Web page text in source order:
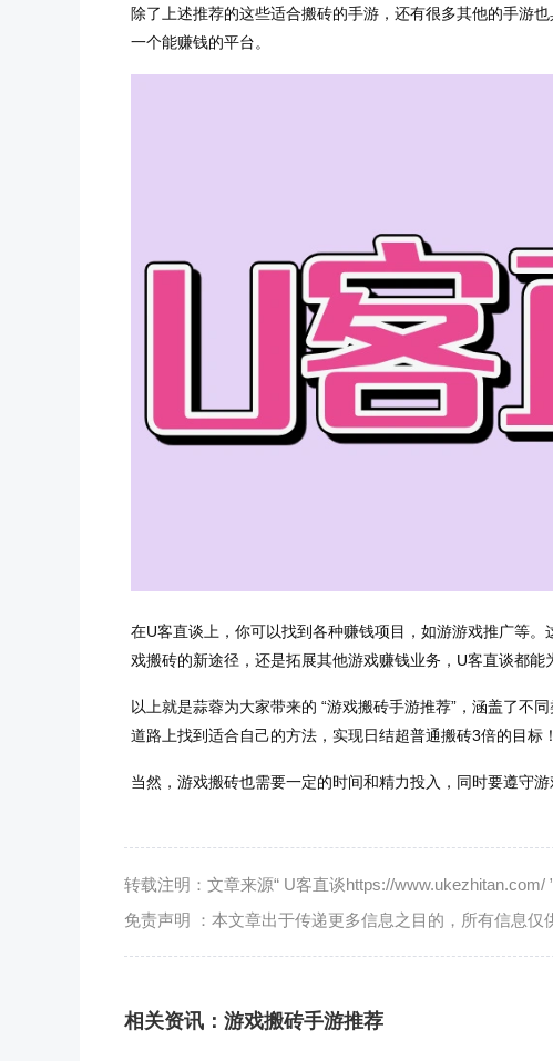
除了上述推荐的这些适合搬砖的手游，还有很多其他的手游
一个能赚钱的平台。
在U客直谈上，你可以找到各种赚钱项目，如游游戏推广等
戏搬砖的新途径，还是拓展其他游戏赚钱业务，U客直谈都能
以上就是蒜蓉为大家带来的 “游戏搬砖手游推荐”，涵盖了不
道路上找到适合自己的方法，实现日结超普通搬砖3倍的目标！
当然，游戏搬砖也需要一定的时间和精力投入，同时要遵守游
转载注明：文章来源“ U客直谈https://www.ukezhitan.com/
免责声明 ：本文章出于传递更多信息之目的，所有信息仅
相关资讯： 游戏搬砖手游推荐